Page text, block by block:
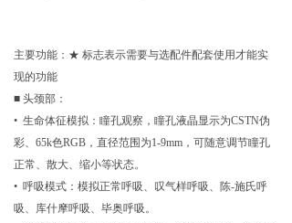
主要功能：★ 标志表示需要与选配件配套使用才能实
现的功能
■ 头颈部：
• 生命体征模拟：瞳孔观察，瞳孔液晶显示为CSTN伪
彩、65k色RGB，直径范围为1-9mm，可随意调节瞳孔
正常、散大、缩小等状态。
• 呼吸模式：模拟正常呼吸、叹气样呼吸、陈-施氏呼
吸、库什摩呼吸、毕奥呼吸。